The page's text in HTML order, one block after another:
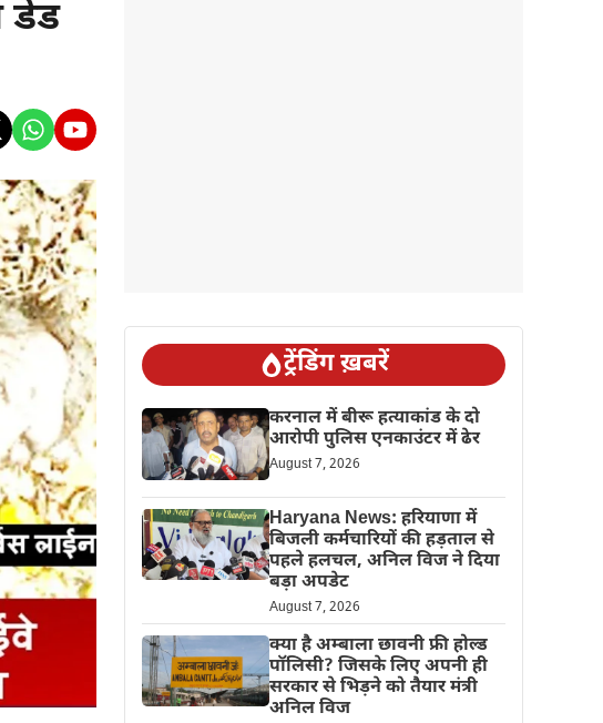
डेड
ट्रेंडिंग ख़बरें
करनाल में बीरू हत्याकांड के दो
आरोपी पुलिस एनकाउंटर में ढेर
August 7, 2026
Haryana News: हरियाणा में
बिजली कर्मचारियों की हड़ताल से
पहले हलचल, अनिल विज ने दिया
बड़ा अपडेट
August 7, 2026
क्या है अम्बाला छावनी फ्री होल्ड
पॉलिसी? जिसके लिए अपनी ही
सरकार से भिड़ने को तैयार मंत्री
अनिल विज